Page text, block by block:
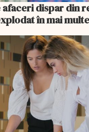
afaceri dispar din
în mai